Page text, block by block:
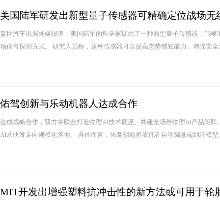
美国陆军研发出新型量子传感器可精确定位战场无
盖世汽车讯据外媒报道，美国陆军的科学家展示了一种新型量子传感器，能
场信号探测方式。 研究人员称，这种传感器可以提高态势感知能力，增强安
佑驾创新与乐动机器人达成合作
达成战略合作，双方将联合打造物理AI技术底座、共建全场景物理AI产品矩
AI从研发走向规模化落地。 具体而言，佑驾创新将依托在自动驾驶端到端模
MIT开发出增强塑料抗冲击性的新方法或可用于轮